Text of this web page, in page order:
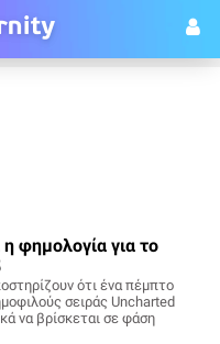
η φημολογία για το
ότι ένα πέμπτο
σειράς Uncharted
να βρίσκεται σε φάση